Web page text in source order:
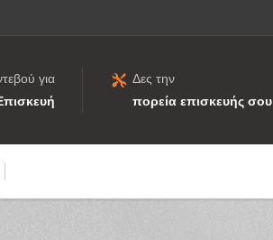
για
Δες την
πορεία επισκευής σου